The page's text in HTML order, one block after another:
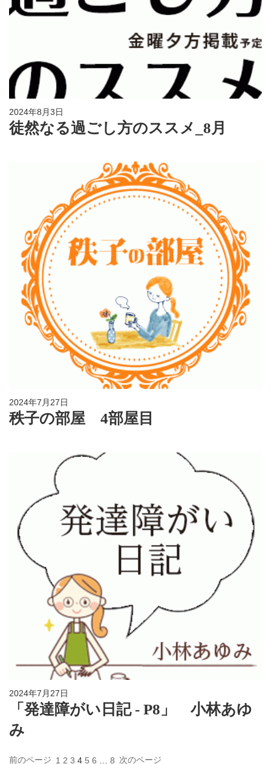
2024年8月3日
徒然なる過ごし方のススメ_8月
2024年7月27日
秩子の部屋 4部屋目
2024年7月27日
「発達障がい日記 - P8」 小林あゆ
み
前のページ 1 2 3 4 5 6 … 8 次のページ